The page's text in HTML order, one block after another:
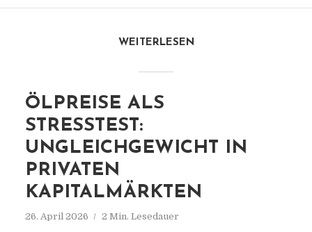
WEITERLESEN
ÖLPREISE ALS
STRESSTEST:
UNGLEICHGEWICHT IN
PRIVATEN
KAPITALMÄRKTEN
26. April 2026 2 Min. Lesedauer